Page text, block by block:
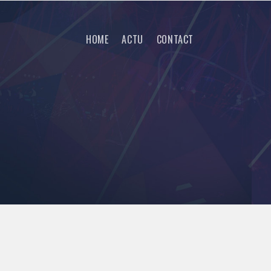
HOME ACTU CONTACT